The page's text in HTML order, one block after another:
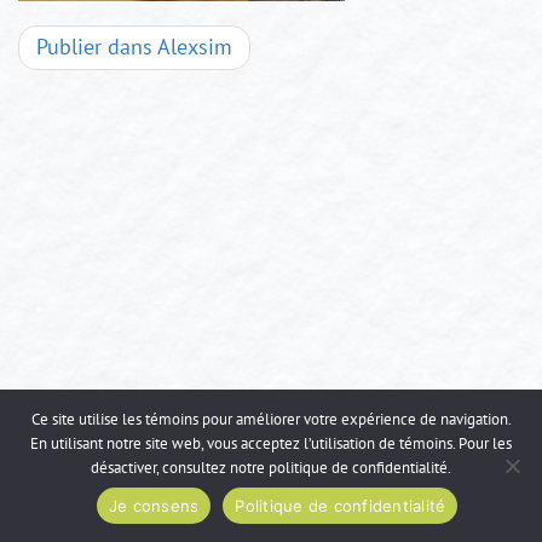
Navigation
Publier dans Alexsim
Ce site utilise les témoins pour améliorer votre expérience de navigation.
En utilisant notre site web, vous acceptez l’utilisation de témoins. Pour les
désactiver, consultez notre politique de confidentialité.
Je consens
Politique de confidentialité